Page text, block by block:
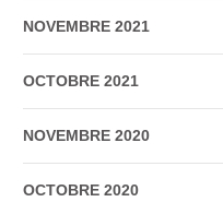
NOVEMBRE 2021
OCTOBRE 2021
NOVEMBRE 2020
OCTOBRE 2020